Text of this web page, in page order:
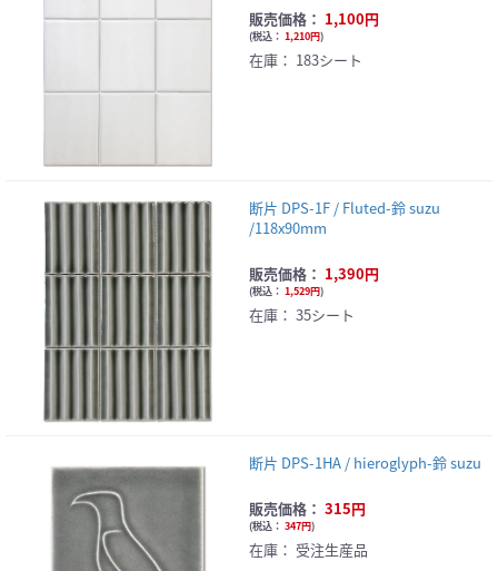
販売価格： 1,100円
(税込： 1,210円)
在庫： 183シート
断片 DPS-1F / Fluted-鈴 suzu
/118x90mm
販売価格： 1,390円
(税込： 1,529円)
在庫： 35シート
断片 DPS-1HA / hieroglyph-鈴 suzu
販売価格： 315円
(税込： 347円)
在庫： 受注生産品